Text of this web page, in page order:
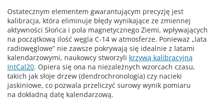
Ostatecznym elementem gwarantującym precyzję jest
kalibracja, która eliminuje błędy wynikające ze zmiennej
aktywności Słońca i pola magnetycznego Ziemi, wpływających
na początkową ilość węgla C-14 w atmosferze. Ponieważ „lata
radiowęglowe” nie zawsze pokrywają się idealnie z latami
kalendarzowymi, naukowcy stworzyli krzywą kalibracyjną
IntCal20. Opiera się ona na niezależnych wzorcach czasu,
takich jak słoje drzew (dendrochronologia) czy nacieki
jaskiniowe, co pozwala przeliczyć surowy wynik pomiaru
na dokładną datę kalendarzową.